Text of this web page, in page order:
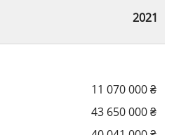
2021
11 070 000 ₴
43 650 000 ₴